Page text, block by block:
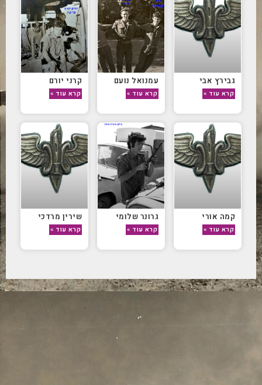
גבירץ אבי
קרא עוד »
עמנואל נועם
קרא עוד »
קרני יורם
קרא עוד »
קמה אורי
קרא עוד »
גרונר שלומי
קרא עוד »
שירין מרדכי
קרא עוד »